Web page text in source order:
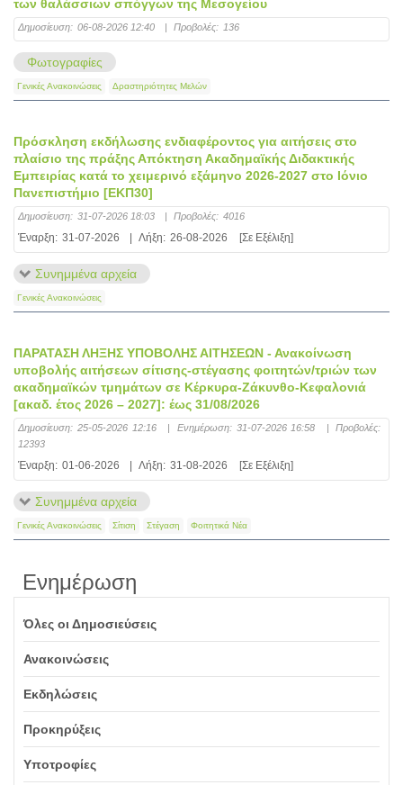
των θαλάσσιων σπόγγων της Μεσογείου
Δημοσίευση: 06-08-2026 12:40 | Προβολές: 136
Φωτογραφίες
Γενικές Ανακοινώσεις Δραστηριότητες Μελών
Πρόσκληση εκδήλωσης ενδιαφέροντος για αιτήσεις στο
πλαίσιο της πράξης Απόκτηση Ακαδημαϊκής Διδακτικής
Εμπειρίας κατά το χειμερινό εξάμηνο 2026-2027 στο Ιόνιο
Πανεπιστήμιο [ΕΚΠ30]
Δημοσίευση: 31-07-2026 18:03 | Προβολές: 4016
Έναρξη: 31-07-2026 Λήξη: 26-08-2026 [Σε Εξέλιξη]
Συνημμένα αρχεία
Γενικές Ανακοινώσεις
ΠΑΡΑΤΑΣΗ ΛΗΞΗΣ ΥΠΟΒΟΛΗΣ ΑΙΤΗΣΕΩΝ - Ανακοίνωση
υποβολής αιτήσεων σίτισης-στέγασης φοιτητών/τριών των
ακαδημαϊκών τμημάτων σε Κέρκυρα-Ζάκυνθο-Κεφαλονιά
[ακαδ. έτος 2026 – 2027]: έως 31/08/2026
Δημοσίευση: 25-05-2026 12:16 | Ενημέρωση: 31-07-2026 16:58 |
Προβολές:
12393
Έναρξη: 01-06-2026 Λήξη: 31-08-2026 [Σε Εξέλιξη]
Συνημμένα αρχεία
Γενικές Ανακοινώσεις Σίτιση Στέγαση Φοιτητικά Νέα
Ενημέρωση
Όλες οι Δημοσιεύσεις
Ανακοινώσεις
Εκδηλώσεις
Προκηρύξεις
Υποτροφίες